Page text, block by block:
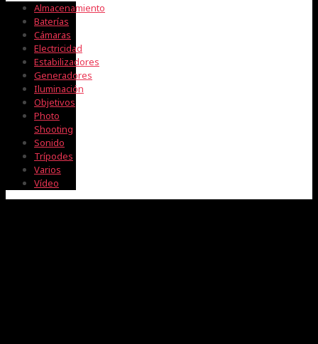
Almacenamiento
Baterías
Cámaras
Electricidad
Estabilizadores
Generadores
Iluminación
Objetivos
Photo
Shooting
Sonido
Trípodes
Varios
Vídeo